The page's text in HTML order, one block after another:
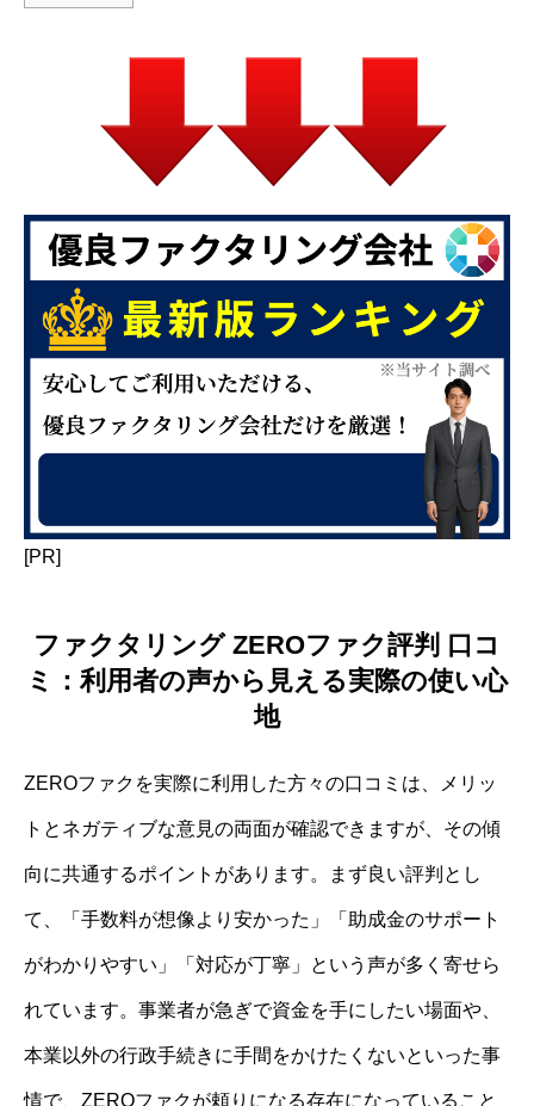
[PR]
ファクタリング ZEROファク評判 口コ
ミ：利用者の声から見える実際の使い心
地
ZEROファクを実際に利用した方々の口コミは、メリッ
トとネガティブな意見の両面が確認できますが、その傾
向に共通するポイントがあります。まず良い評判とし
て、「手数料が想像より安かった」「助成金のサポート
がわかりやすい」「対応が丁寧」という声が多く寄せら
れています。事業者が急ぎで資金を手にしたい場面や、
本業以外の行政手続きに手間をかけたくないといった事
情で、ZEROファクが頼りになる存在になっていること